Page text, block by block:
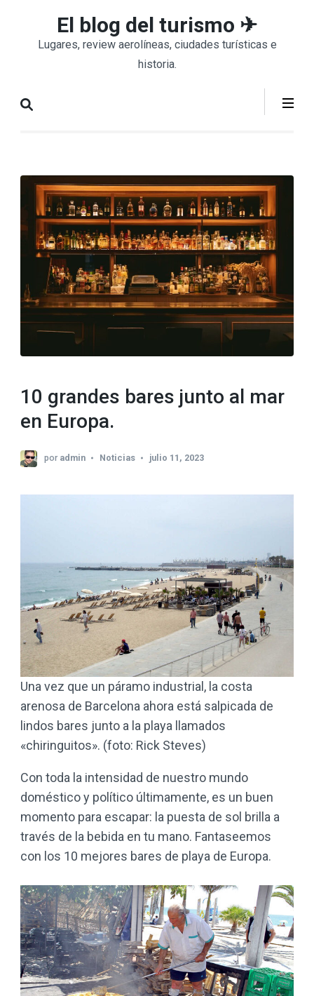
contenido
tecla
El blog del turismo ✈
Lugares, review aerolíneas, ciudades turísticas e
historia.
10 grandes bares junto al mar
en Europa.
por admin Noticias julio 11, 2023
Una vez que un páramo industrial, la costa
arenosa de Barcelona ahora está salpicada de
lindos bares junto a la playa llamados
«chiringuitos». (foto: Rick Steves)
Con toda la intensidad de nuestro mundo
doméstico y político últimamente, es un buen
momento para escapar: la puesta de sol brilla a
través de la bebida en tu mano. Fantaseemos
con los 10 mejores bares de playa de Europa.